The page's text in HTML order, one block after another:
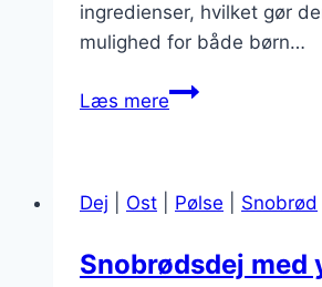
ingredienser, hvilket gør
mulighed for både børn…
Læs mereHvad
med
Flere
Dej Ost Pølse Snobrød
Snobrødsdej med